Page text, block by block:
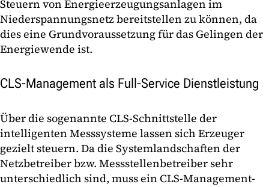
Steuern von Energieerzeugungsanlagen im
Niederspannungsnetz bereitstellen zu können, da
dies eine Grundvoraussetzung für das Gelingen der
Energiewende ist.
CLS-Management als Full-Service Dienstleistung
Über die sogenannte CLS-Schnittstelle der
intelligenten Messsysteme lassen sich Erzeuger
gezielt steuern. Da die Systemlandschaften der
Netzbetreiber bzw. Messstellenbetreiber sehr
unterschiedlich sind, muss ein CLS-Management-